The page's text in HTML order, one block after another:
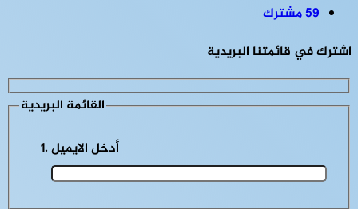
59مشترك
اشترك في قائمتنا البريدية
القائمة البريدية